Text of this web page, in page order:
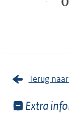
Terug
Toon
Extra